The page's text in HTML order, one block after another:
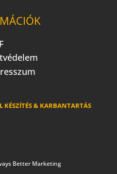
KÉSZÍTÉS & KARBANTARTÁS
Better Marketing